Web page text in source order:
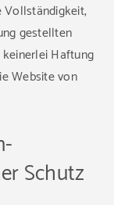
gestellten
Haftung
Website von
Schutz